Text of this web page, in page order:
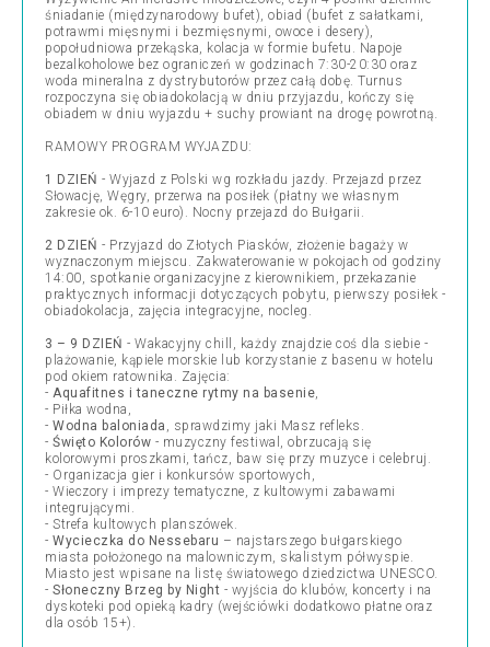
śniadanie (międzynarodowy bufet), obiad (bufet z sałatkami,
potrawmi mięsnymi i bezmięsnymi, owoce i desery),
popołudniowa przekąska, kolacja w formie bufetu. Napoje
bezalkoholowe bez ograniczeń w godzinach 7:30-20:30 oraz
woda mineralna z dystrybutorów przez całą dobę. Turnus
rozpoczyna się obiadokolacją w dniu przyjazdu, kończy się
obiadem w dniu wyjazdu + suchy prowiant na drogę powrotną.
RAMOWY PROGRAM WYJAZDU:
1 DZIEŃ - Wyjazd z Polski wg rozkładu jazdy. Przejazd przez
Słowację, Węgry, przerwa na posiłek (płatny we własnym
zakresie ok. 6-10 euro). Nocny przejazd do Bułgarii.
2 DZIEŃ - Przyjazd do Złotych Piasków, złożenie bagaży w
wyznaczonym miejscu. Zakwaterowanie w pokojach od godziny
14:00, spotkanie organizacyjne z kierownikiem, przekazanie
praktycznych informacji dotyczących pobytu, pierwszy posiłek -
obiadokolacja, zajęcia integracyjne, nocleg.
3 – 9 DZIEŃ - Wakacyjny chill, każdy znajdzie coś dla siebie -
plażowanie, kąpiele morskie lub korzystanie z basenu w hotelu
pod okiem ratownika. Zajęcia:
- Aquafitnes i taneczne rytmy na basenie,
- Piłka wodna,
- Wodna baloniada , sprawdzimy jaki Masz refleks.
- Święto Kolorów - muzyczny festiwal, obrzucają się
kolorowymi proszkami, tańcz, baw się przy muzyce i celebruj.
- Organizacja gier i konkursów sportowych,
- Wieczory i imprezy tematyczne, z kultowymi zabawami
integrującymi.
- Strefa kultowych planszówek.
- Wycieczka do Nessebaru – najstarszego bułgarskiego
miasta położonego na malowniczym, skalistym półwyspie.
Miasto jest wpisane na listę światowego dziedzictwa UNESCO.
- Słoneczny Brzeg by Night - wyjścia do klubów, koncerty i na
dyskoteki pod opieką kadry (wejściówki dodatkowo płatne oraz
dla osób 15+).